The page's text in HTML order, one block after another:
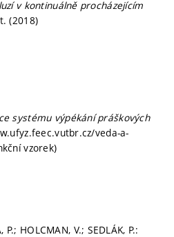
v kontinuálně procházejícím
(2018)
systému výpékání práškových
veda-a-
vzorek)
P.; HOLCMAN, V.; SEDLÁK, P.: